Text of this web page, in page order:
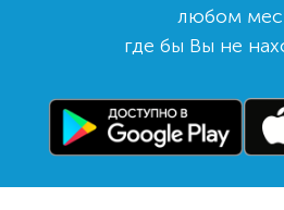
любом
где бы Вы не